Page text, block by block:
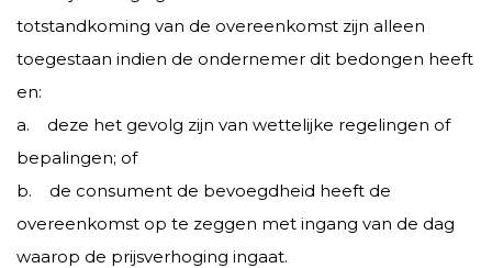
totstandkoming van de overeenkomst zijn alleen
toegestaan indien de ondernemer dit bedongen heeft
en:
a. deze het gevolg zijn van wettelijke regelingen of
bepalingen; of
b. de consument de bevoegdheid heeft de
overeenkomst op te zeggen met ingang van de dag
waarop de prijsverhoging ingaat.